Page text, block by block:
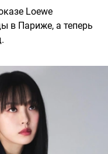
Loewe
в Париже, а теперь